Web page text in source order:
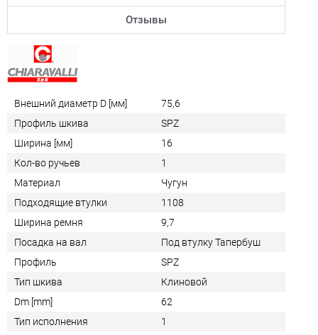
Отзывы
Внешний диаметр D [мм]
75,6
Профиль шкива
SPZ
Ширина [мм]
16
Кол-во ручьев
1
Материал
Чугун
Подходящие втулки
1108
Ширина ремня
9,7
Посадка на вал
Под втулку Тапербуш
Профиль
SPZ
Тип шкива
Клиновой
Dm [mm]
62
Тип исполнения
1